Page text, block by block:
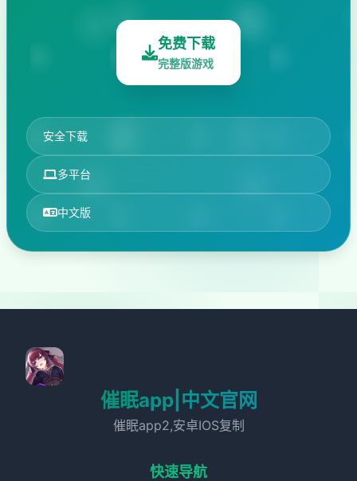
免费下载
完整版游戏
安全下载
多平台
中文版
催眠app|中文官网
催眠app2,安卓IOS复制
快速导航